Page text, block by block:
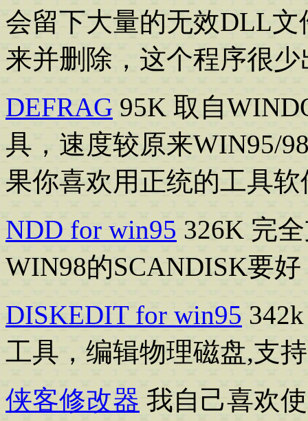
会留下大量的无效DLL
来并删除，这个程序很少
DEFRAG 95K 取自
具，速度较原来WIN95/
果你喜欢用正统的工具
NDD for win95 326K 完
WIN98的SCANDISK要好
DISKEDIT for win95
工具，编辑物理磁盘,支
侠客修改器 我自己喜欢